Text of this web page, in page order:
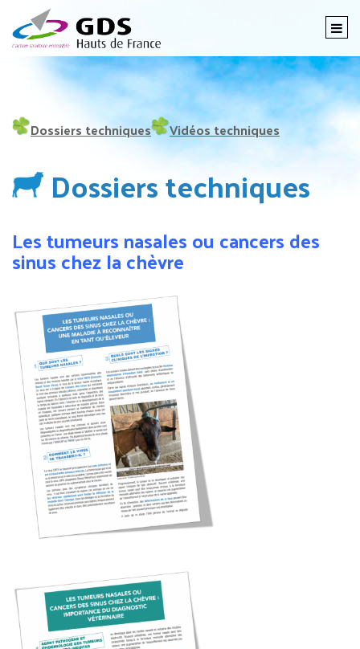
Dossiers techniques Vidéos techniques
Dossierstechniques
Les tumeurs nasales ou cancers des
sinus chez la chèvre